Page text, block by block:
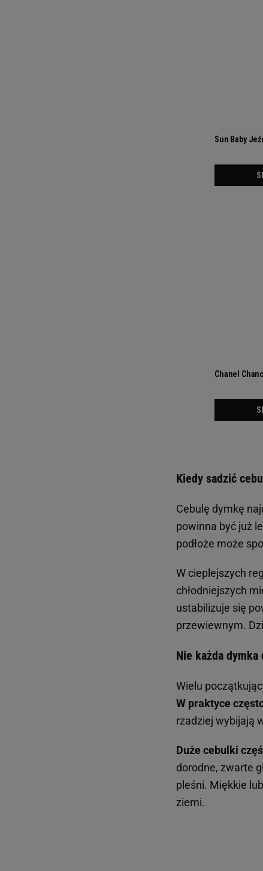
Kiedy sadzić
Cebulę dymkę
powinna być już
podłoże może
W cieplejszych
chłodniejszych
ustabilizuje się
przewiewnym.
Nie każda
Wielu
W praktyce
rzadziej wybijają
Duże cebulki
dorodne, zwarte
pleśni. Miękkie
ziemi.